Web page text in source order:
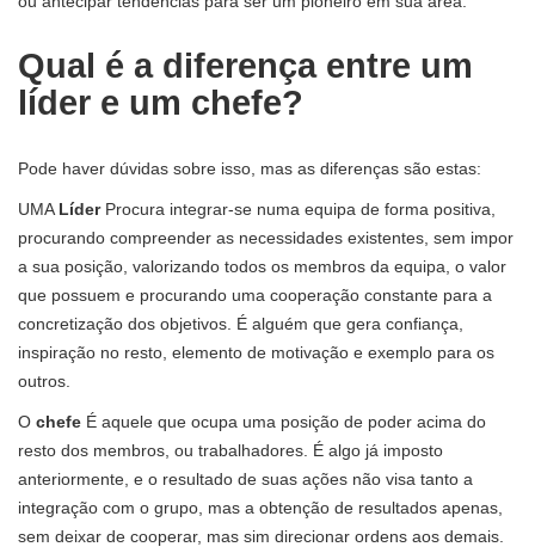
Qual é a diferença entre um
líder e um chefe?
Pode haver dúvidas sobre isso, mas as diferenças são estas:
UMA Líder Procura integrar-se numa equipa de forma positiva,
procurando compreender as necessidades existentes, sem impor
a sua posição, valorizando todos os membros da equipa, o valor
que possuem e procurando uma cooperação constante para a
concretização dos objetivos. É alguém que gera confiança,
inspiração no resto, elemento de motivação e exemplo para os
outros.
O chefe É aquele que ocupa uma posição de poder acima do
resto dos membros, ou trabalhadores. É algo já imposto
anteriormente, e o resultado de suas ações não visa tanto a
integração com o grupo, mas a obtenção de resultados apenas,
sem deixar de cooperar, mas sim direcionar ordens aos demais.